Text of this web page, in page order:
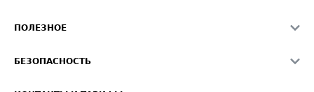
ПОЛЕЗНОЕ
Звезды ATI.SU на вашем сайте
БЕЗОПАСНОСТЬ